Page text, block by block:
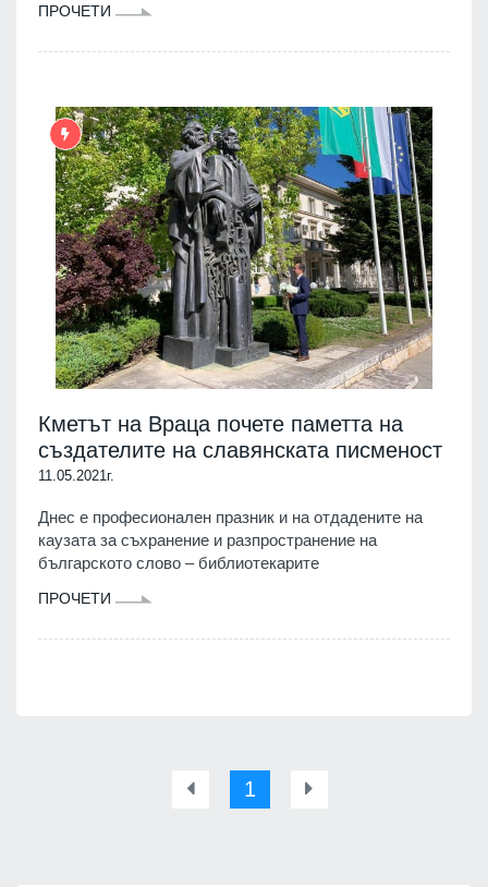
ПРОЧЕТИ
Кметът на Враца почете паметта на
създателите на славянската писменост
11.05.2021г.
Днес е професионален празник и на отдадените на
каузата за съхранение и разпространение на
българското слово – библиотекарите
ПРОЧЕТИ
1